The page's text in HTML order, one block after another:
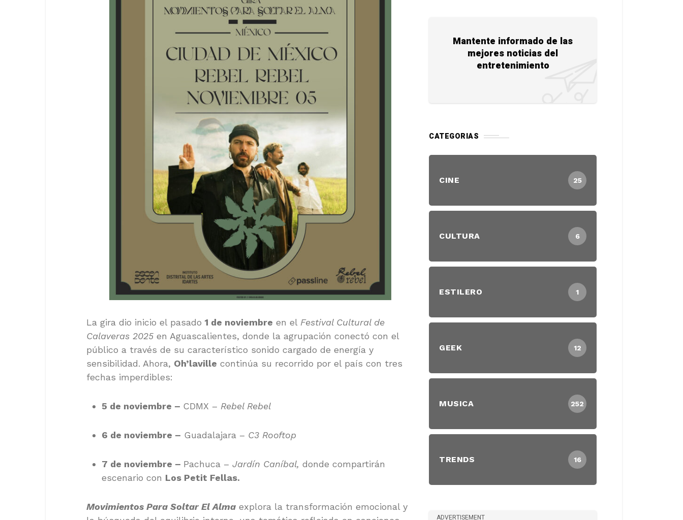
La gira dio inicio el pasado 1 de noviembre en el Festival Cultural de
Calaveras 2025 en Aguascalientes, donde la agrupación conectó con el
público a través de su característico sonido cargado de energía y
sensibilidad. Ahora, Oh’laville continúa su recorrido por el país con tres
fechas imperdibles:
5 de noviembre – CDMX – Rebel Rebel
6 de noviembre – Guadalajara – C3 Rooftop
7 de noviembre – Pachuca – Jardín Caníbal, donde compartirán
escenario con Los Petit Fellas.
Movimientos Para Soltar El Alma explora la transformación emocional y
Mantente informado de las
mejores noticias del
entretenimiento
CATEGORIAS
CINE 25
CULTURA 6
ESTILERO 1
GEEK 12
MUSICA 252
TRENDS 16
ADVERTISEMENT